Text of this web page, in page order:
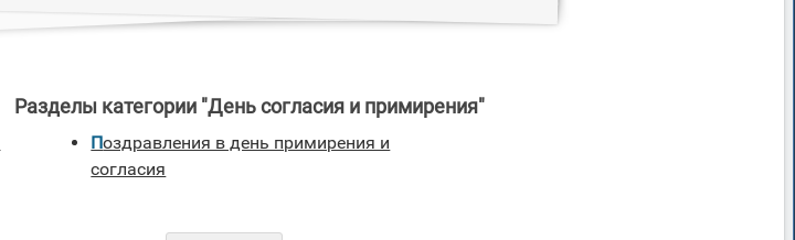
Разделы категории "День согласия и примирения"
Поздравления в день примирения и
согласия